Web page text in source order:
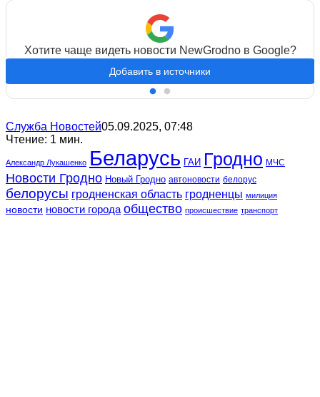
Хотите чаще видеть новости NewGrodno в Google?
Добавить в источники
Служба Новостей05.09.2025, 07:48
Чтение: 1 мин.
Александр Лукашенко Беларусь ГАИ Гродно МЧС
Новости Гродно Новый Гродно автоновости белорус
белорусы гродненская область гродненцы милиция
новости новости города общество происшествие транспорт